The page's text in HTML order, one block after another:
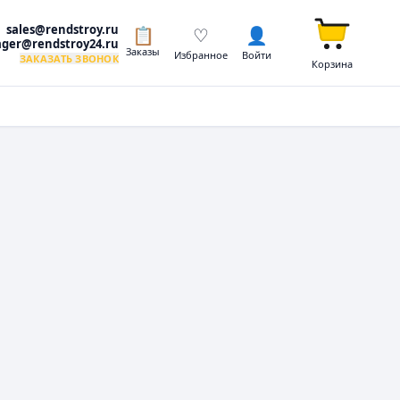
sales@rendstroy.ru
ЗАКАЗАТЬ ЗВОНОК
📋
Заказы
♡
Избранное
👤
Войти
Корзина